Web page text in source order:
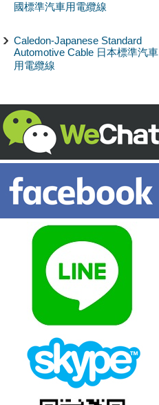
國標準汽車用電纜線
Caledon-Japanese Standard
Automotive Cable 日本標準汽車
用電纜線